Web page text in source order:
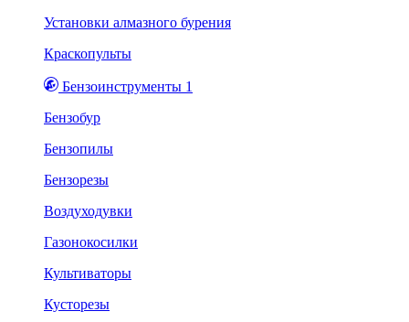
Установки алмазного бурения
Краскопульты
Бензоинструменты 1
Бензобур
Бензопилы
Бензорезы
Воздуходувки
Газонокосилки
Культиваторы
Кусторезы